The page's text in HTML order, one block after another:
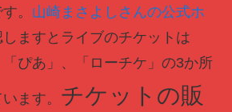
。 山崎まさよしさんの公式ホ
しますとライブのチケットは
「ぴあ」、「ローチケ」の3か所
ます。 チケットの販